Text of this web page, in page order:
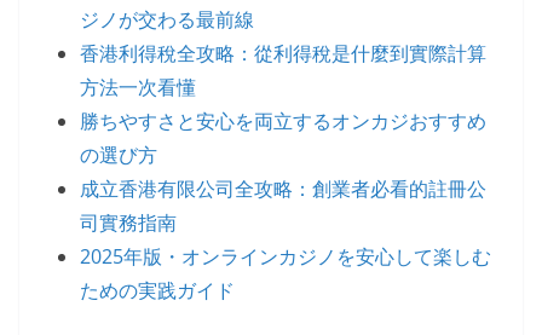
ジノが交わる最前線
香港利得稅全攻略：從利得稅是什麼到實際計算
方法一次看懂
勝ちやすさと安心を両立するオンカジおすすめ
の選び方
成立香港有限公司全攻略：創業者必看的註冊公
司實務指南
2025年版・オンラインカジノを安心して楽しむ
ための実践ガイド